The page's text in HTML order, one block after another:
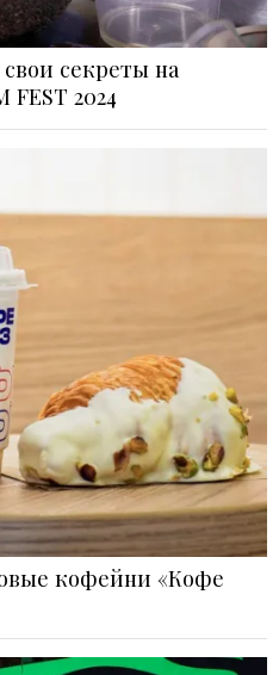
секреты на
FEST 2024
кофейни «Кофе